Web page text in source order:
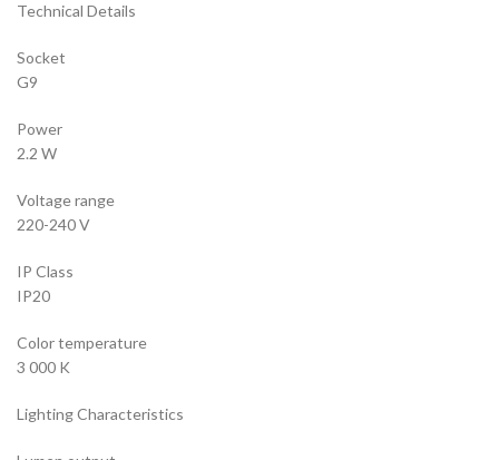
Technical Details
Socket
G9
Power
2.2 W
Voltage range
220-240 V
IP Class
IP20
Color temperature
3 000 K
Lighting Characteristics